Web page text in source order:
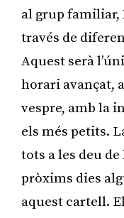
al grup familiar,
través de
Aquest serà
horari avançat,
vespre, amb la
els més petits.
tots a les deu
pròxims dies
aquest cartell.